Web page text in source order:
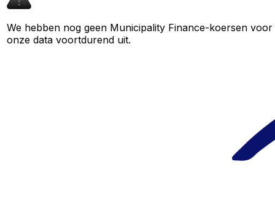
We hebben nog geen Municipality Finance-koersen
onze data voortdurend uit.